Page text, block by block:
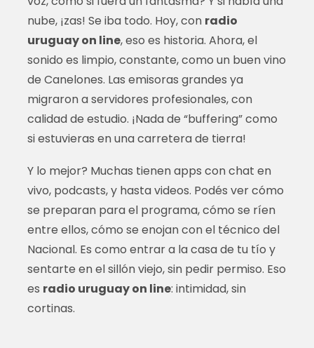
nube, ¡zas! Se iba todo. Hoy, con radio
uruguay on line, eso es historia. Ahora, el
sonido es limpio, constante, como un buen vino
de Canelones. Las emisoras grandes ya
migraron a servidores profesionales, con
calidad de estudio. ¡Nada de “buffering” como
si estuvieras en una carretera de tierra!
Y lo mejor? Muchas tienen apps con chat en
vivo, podcasts, y hasta videos. Podés ver cómo
se preparan para el programa, cómo se ríen
entre ellos, cómo se enojan con el técnico del
Nacional. Es como entrar a la casa de tu tío y
sentarte en el sillón viejo, sin pedir permiso. Eso
es radio uruguay on line: intimidad, sin
cortinas.